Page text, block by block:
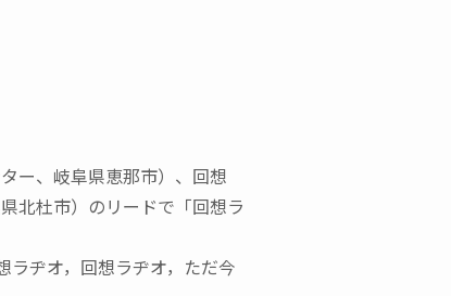
ー、岐阜県恵那市）、回想
北杜市）のリードで「回想ラ
ラヂオ，回想ラヂオ，ただ今